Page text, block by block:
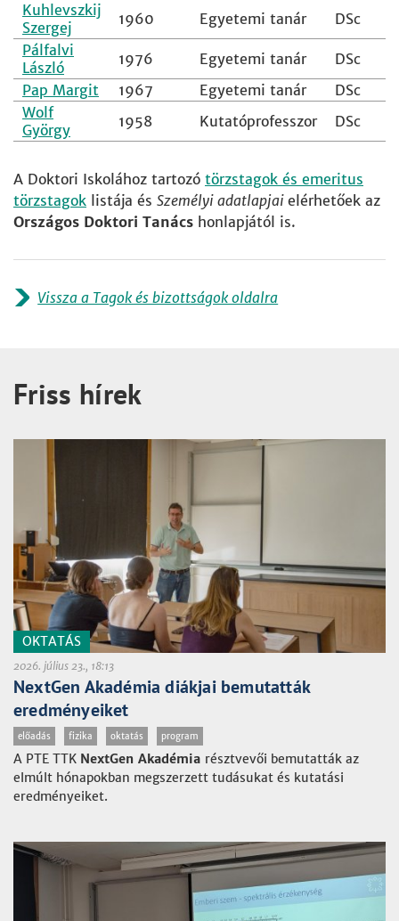
Kuhlevszkij
Szergej
1960 Egyetemi tanár
DSc
Pálfalvi
László
1976 Egyetemi tanár
DSc
Pap Margit
1967 Egyetemi tanár
DSc
Wolf
György
1958 Kutatóprofesszor DSc
A Doktori Iskolához tartozó törzstagok és emeritus
törzstagok listája és Személyi adatlapjai elérhetőek az
Országos Doktori Tanács honlapjától is.
Vissza a Tagok és bizottságok oldalra
Friss hírek
OKTATÁS
2026. július 23., 18:13
NextGen Akadémia diákjai bemutatták
eredményeiket
előadás fizika oktatás program
A PTE TTK NextGen Akadémia résztvevői bemutatták az
elmúlt hónapokban megszerzett tudásukat és kutatási
eredményeiket.